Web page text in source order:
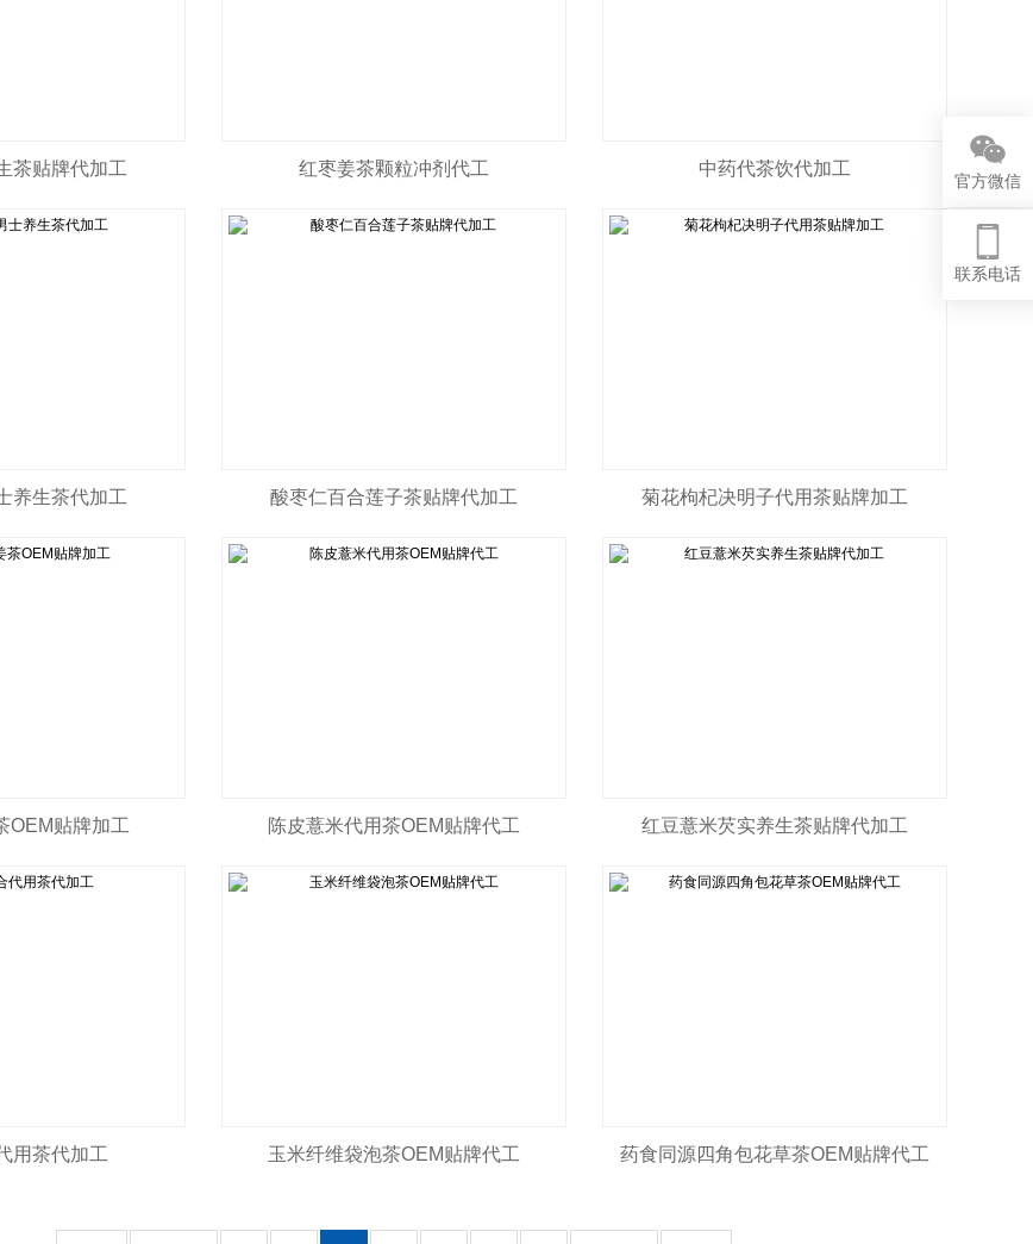
茶贴牌代加工 红枣姜茶颗粒冲剂代工 中药代茶饮代加工
养生茶代加工 酸枣仁百合莲子茶贴牌代加工 菊花枸杞决明子代用茶贴牌加工
OEM贴牌加工 陈皮薏米代用茶OEM贴牌代工 红豆薏米芡实养生茶贴牌代加工
用茶代加工 玉米纤维袋泡茶OEM贴牌代工 药食同源四角包花草茶OEM贴牌代工
官方微信
联系电话